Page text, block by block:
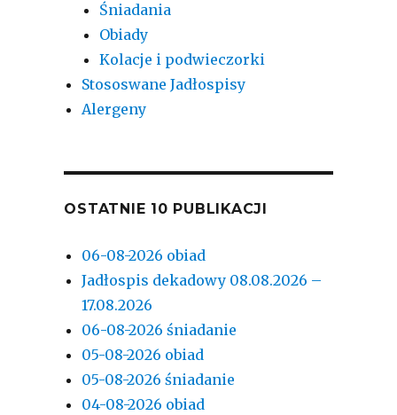
Śniadania
Obiady
Kolacje i podwieczorki
Stososwane Jadłospisy
Alergeny
OSTATNIE 10 PUBLIKACJI
06-08-2026 obiad
Jadłospis dekadowy 08.08.2026 –
17.08.2026
06-08-2026 śniadanie
05-08-2026 obiad
05-08-2026 śniadanie
04-08-2026 obiad